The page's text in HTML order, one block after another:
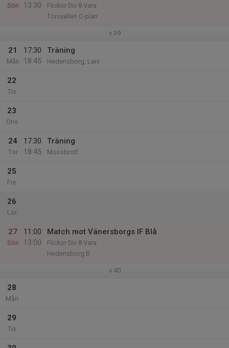
Sön
13:30
Flickor Div 8 Vara
Torsvallen C-plan
v.39
21
Mån
17:30
18:45
Träning
Hedensborg, Larv
22
Tis
23
Ons
24
Tor
17:30
18:45
Träning
Mossbrott
25
Fre
26
Lör
27
Sön
11:00
13:00
Match mot Vänersborgs IF Blå
Flickor Div 8 Vara
Hedensborg B
v.40
28
Mån
29
Tis